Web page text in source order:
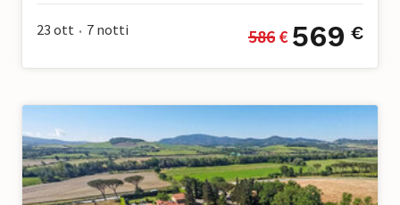
23 ott • 7 notti 586 € 569 €